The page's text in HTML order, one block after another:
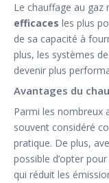
Le chauffage au gaz
efficaces les plus
de sa capacité à
plus, les systèmes
devenir plus
Avantages du
Parmi les nombreux
souvent considéré
pratique. De plus,
possible d’opter pour
qui réduit les